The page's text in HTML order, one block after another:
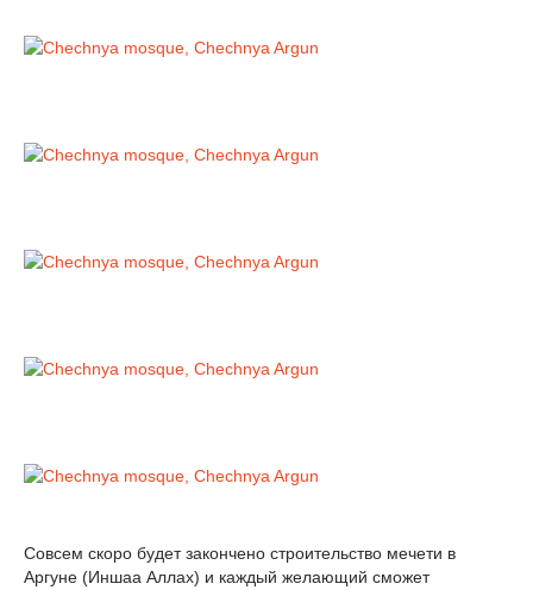
Совсем скоро будет закончено строительство мечети в
Аргуне (Иншаа Аллах) и каждый желающий сможет